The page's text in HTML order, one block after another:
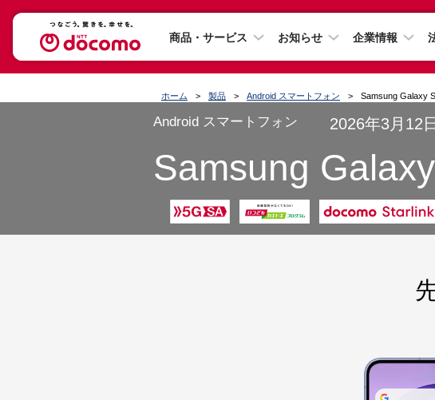
商品・サービス お知らせ 企業情報
ホーム 製品 Android スマートフォン Samsung Galaxy
Android スマートフォン 2026年3月12
Samsung